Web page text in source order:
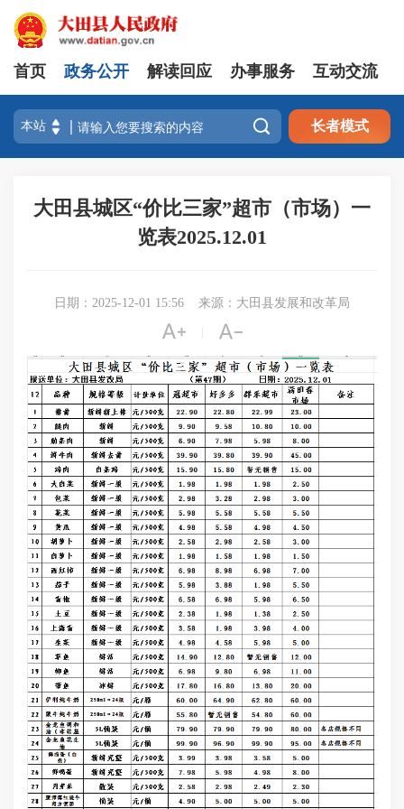
首页 政务公开 解读回应 办事服务 互动交流
 长者模式
大田县城区“价比三家”超市（市场）一
览表2025.12.01
日期：2025-12-01 15:56 来源：大田县发展和改革局
 